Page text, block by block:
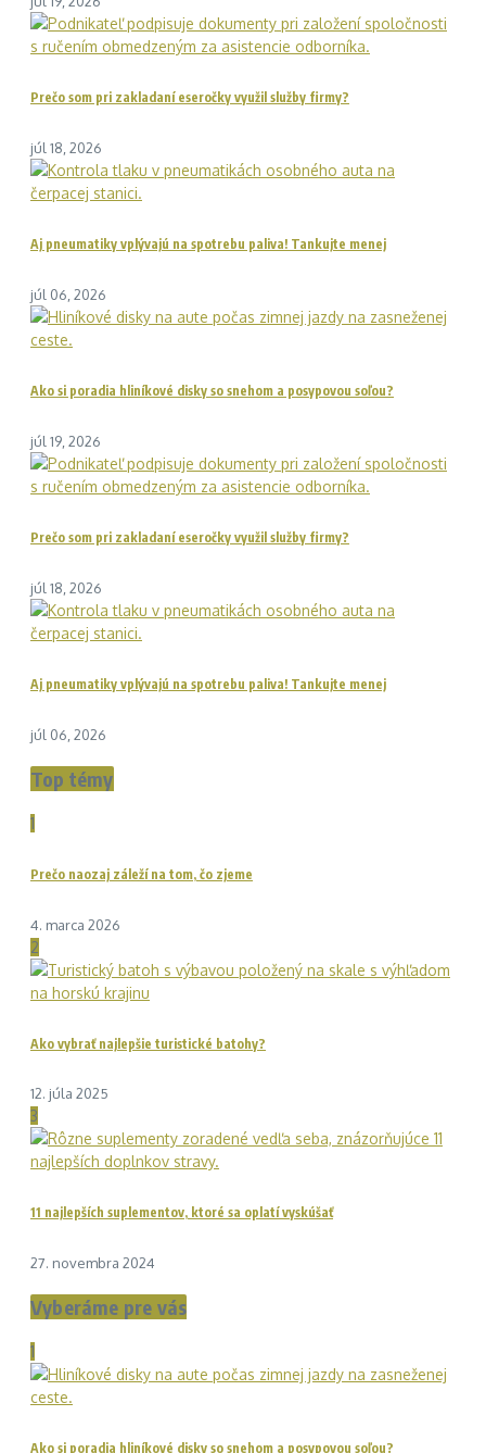
Prečo som pri zakladaní eseročky využil služby firmy?
júl 18, 2026
Aj pneumatiky vplývajú na spotrebu paliva! Tankujte menej
júl 06, 2026
Ako si poradia hliníkové disky so snehom a posypovou soľou?
júl 19, 2026
Prečo som pri zakladaní eseročky využil služby firmy?
júl 18, 2026
Aj pneumatiky vplývajú na spotrebu paliva! Tankujte menej
júl 06, 2026
Top témy
1
Prečo naozaj záleží na tom, čo zjeme
4. marca 2026
2
Ako vybrať najlepšie turistické batohy?
12. júla 2025
3
11 najlepších suplementov, ktoré sa oplatí vyskúšať
27. novembra 2024
Vyberáme pre vás
1
Ako si poradia hliníkové disky so snehom a posypovou soľou?